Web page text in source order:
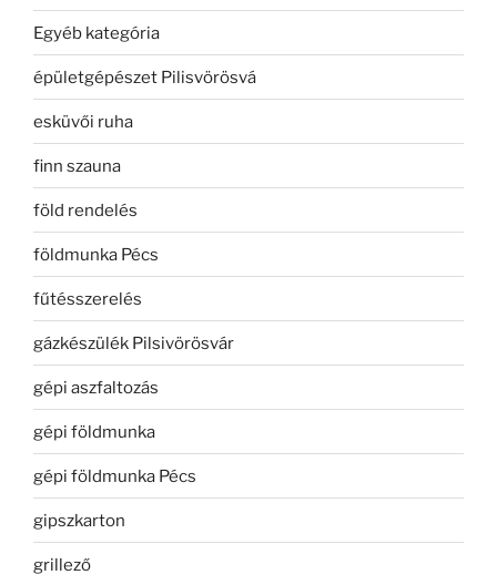
Egyéb kategória
épületgépészet Pilisvörösvá
esküvői ruha
finn szauna
föld rendelés
földmunka Pécs
fűtésszerelés
gázkészülék Pilsivörösvár
gépi aszfaltozás
gépi földmunka
gépi földmunka Pécs
gipszkarton
grillező